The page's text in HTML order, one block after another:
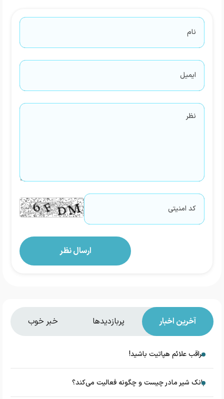
آخرین اخبار پربازدیدها خبر خوب
مراقب علائم هپاتیت باشید!
بانک شیر مادر چیست و چگونه فعالیت می‌کند؟